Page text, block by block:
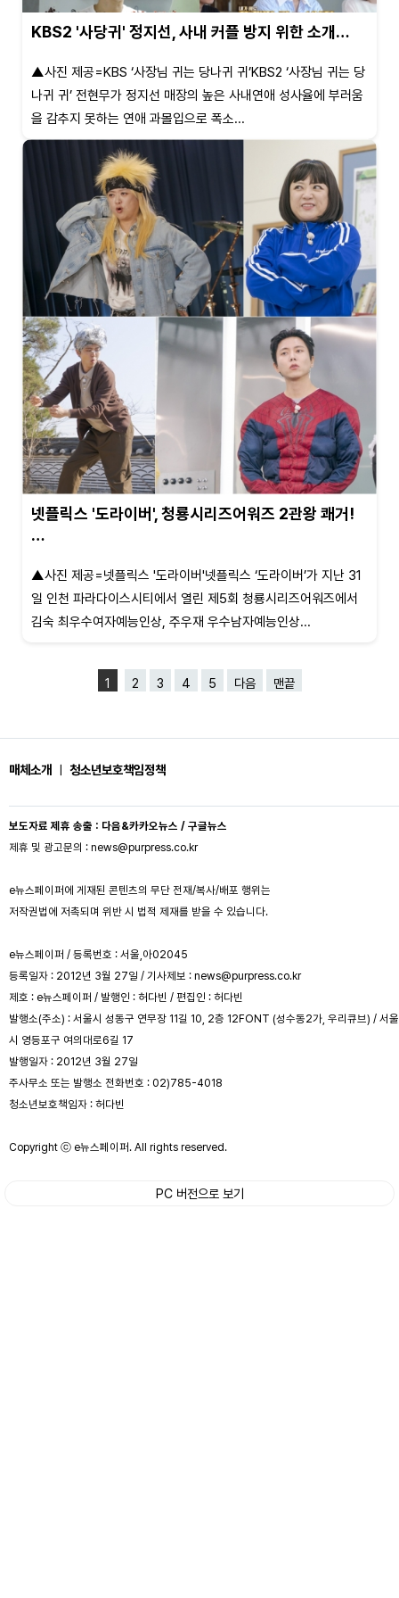
KBS2 '사당귀' 정지선, 사내 커플 방지 위한 소개…
▲사진 제공=KBS ‘사장님 귀는 당나귀 귀’KBS2 ‘사장님 귀는 당
나귀 귀’ 전현무가 정지선 매장의 높은 사내연애 성사율에 부러움
을 감추지 못하는 연애 과몰입으로 폭소...
넷플릭스 '도라이버', 청룡시리즈어워즈 2관왕 쾌거!
…
▲사진 제공=넷플릭스 '도라이버'넷플릭스 ‘도라이버’가 지난 31
일 인천 파라다이스시티에서 열린 제5회 청룡시리즈어워즈에서
김숙 최우수여자예능인상, 주우재 우수남자예능인상...
1 2 3 4 5 다음 맨끝
매체소개 청소년보호책임정책
보도자료 제휴 송출 : 다음&카카오뉴스 / 구글뉴스
제휴 및 광고문의 : news@purpress.co.kr
e뉴스페이퍼에 게재된 콘텐츠의 무단 전재/복사/배포 행위는
저작권법에 저촉되며 위반 시 법적 제재를 받을 수 있습니다.
e뉴스페이퍼 / 등록번호 : 서울,아02045
등록일자 : 2012년 3월 27일 / 기사제보 : news@purpress.co.kr
제호 : e뉴스페이퍼 / 발행인 : 허다빈 / 편집인 : 허다빈
발행소(주소) : 서울시 성동구 연무장 11길 10, 2층 12FONT (성수동2가, 우리큐브) / 서울
시 영등포구 여의대로6길 17
발행일자 : 2012년 3월 27일
주사무소 또는 발행소 전화번호 : 02)785-4018
청소년보호책임자 : 허다빈
Copyright ⓒ e뉴스페이퍼. All rights reserved.
PC 버전으로 보기